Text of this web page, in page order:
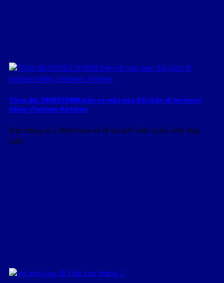
Tổng đài 0908220888 bán vé máy bay Sài Gòn đi Incheon
hãng Vietnam Airlines
Bạn đang có ý định mua vé đi du lịch Hàn Quốc xinh đẹp.
Liên